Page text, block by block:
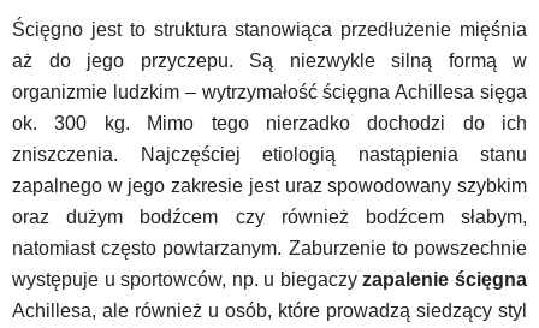
Ścięgno jest to struktura stanowiąca przedłużenie mięśnia
aż do jego przyczepu. Są niezwykle silną formą w
organizmie ludzkim – wytrzymałość ścięgna Achillesa sięga
ok. 300 kg. Mimo tego nierzadko dochodzi do ich
zniszczenia. Najczęściej etiologią nastąpienia stanu
zapalnego w jego zakresie jest uraz spowodowany szybkim
oraz dużym bodźcem czy również bodźcem słabym,
natomiast często powtarzanym. Zaburzenie to powszechnie
występuje u sportowców, np. u biegaczyzapalenie ścięgna
Achillesa, ale również u osób, które prowadzą siedzący styl